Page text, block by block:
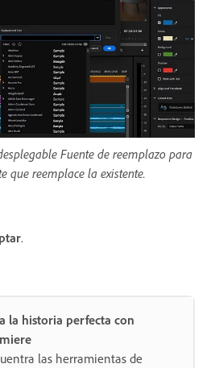
Fuente de reemplazo para
que reemplace la existente.
.
la historia perfecta con
las herramientas de